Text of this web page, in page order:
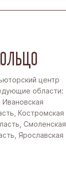
центр
области:
Костромская
Смоленская
Ярославская